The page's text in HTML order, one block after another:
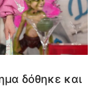
δόθηκε και